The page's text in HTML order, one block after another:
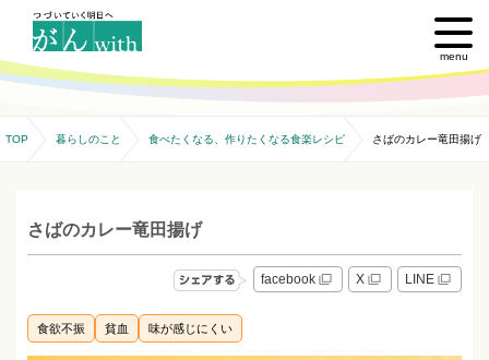
menu
TOP 暮らしのこと 食べたくなる、作りたくなる食楽レシピ さばのカレー竜田揚げ
さばのカレー竜田揚げ
facebook X LINE
食欲不振 貧血 味が感じにくい